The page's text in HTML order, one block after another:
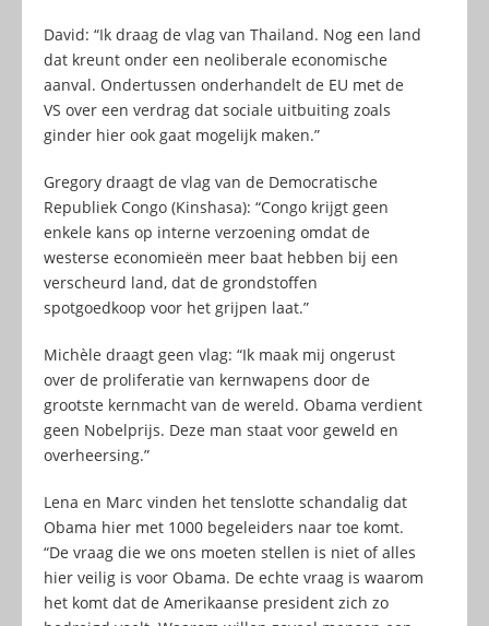
David: “Ik draag de vlag van Thailand. Nog een land
dat kreunt onder een neoliberale economische
aanval. Ondertussen onderhandelt de EU met de
VS over een verdrag dat sociale uitbuiting zoals
ginder hier ook gaat mogelijk maken.”
Gregory draagt de vlag van de Democratische
Republiek Congo (Kinshasa): “Congo krijgt geen
enkele kans op interne verzoening omdat de
westerse economieën meer baat hebben bij een
verscheurd land, dat de grondstoffen
spotgoedkoop voor het grijpen laat.”
Michèle draagt geen vlag: “Ik maak mij ongerust
over de proliferatie van kernwapens door de
grootste kernmacht van de wereld. Obama verdient
geen Nobelprijs. Deze man staat voor geweld en
overheersing.”
Lena en Marc vinden het tenslotte schandalig dat
Obama hier met 1000 begeleiders naar toe komt.
“De vraag die we ons moeten stellen is niet of alles
hier veilig is voor Obama. De echte vraag is waarom
het komt dat de Amerikaanse president zich zo